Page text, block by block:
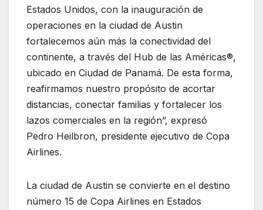
Estados Unidos, con la inauguración de
operaciones en la ciudad de Austin
fortalecemos aún más la conectividad del
continente, a través del Hub de las Américas®,
ubicado en Ciudad de Panamá. De esta forma,
reafirmamos nuestro propósito de acortar
distancias, conectar familias y fortalecer los
lazos comerciales en la región”, expresó
Pedro Heilbron, presidente ejecutivo de Copa
Airlines.
La ciudad de Austin se convierte en el destino
número 15 de Copa Airlines en Estados